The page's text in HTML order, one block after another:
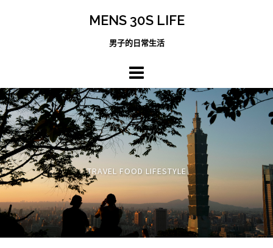
MENS 30S LIFE
男子的日常生活
TRAVEL FOOD LIFESTYLE